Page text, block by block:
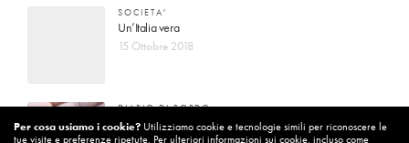
SOCIETA'
Un’Italia vera
15 Ottobre 2018
DIARIO DI BORDO
La vita vince sempre
Per cosa usiamo i cookie? Utilizziamo cookie e tecnologie simili per riconoscere le
tue visite e preferenze ripetute. Per ulteriori informazioni sui cookie, incluso come